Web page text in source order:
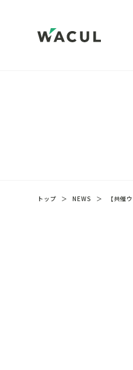
トップ ＞ NEWS ＞ 【共催